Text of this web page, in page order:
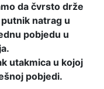
da čvrsto drže
natrag u
pobjedu u
utakmica u kojoj
pobjedi.